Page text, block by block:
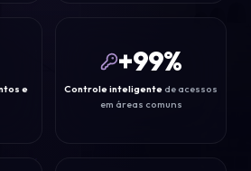
e
+99%
Controle inteligentede acessos
em áreas comuns